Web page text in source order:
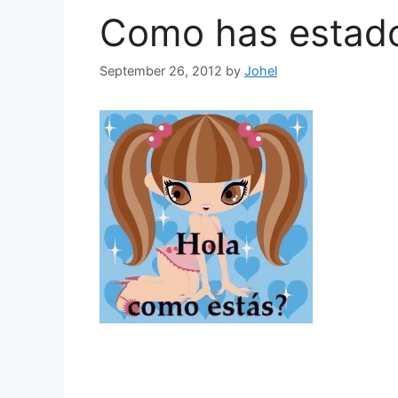
Como has
September 26, 2012 by Johel